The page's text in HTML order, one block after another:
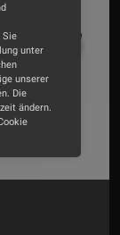
Sie
unter
unserer
Die
ändern.